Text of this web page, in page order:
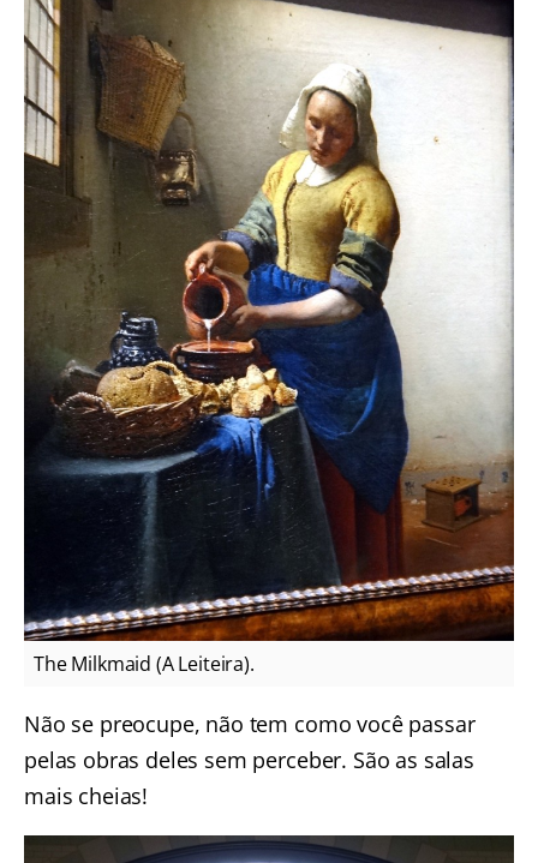
The Milkmaid (A Leiteira).
Não se preocupe, não tem como você passar
pelas obras deles sem perceber. São as salas
mais cheias!